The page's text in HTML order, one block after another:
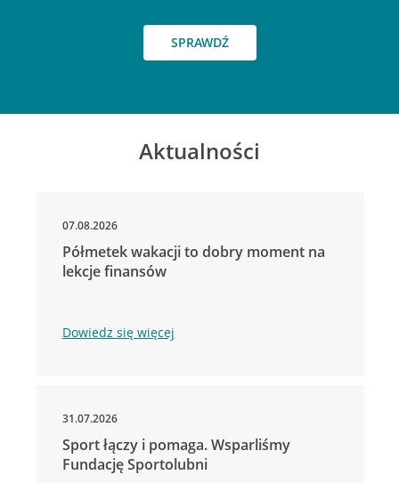
SPRAWDŹ
Aktualności
07.08.2026
Półmetek wakacji to dobry moment na
lekcje finansów
Dowiedz się więcej
31.07.2026
Sport łączy i pomaga. Wsparliśmy
Fundację Sportolubni